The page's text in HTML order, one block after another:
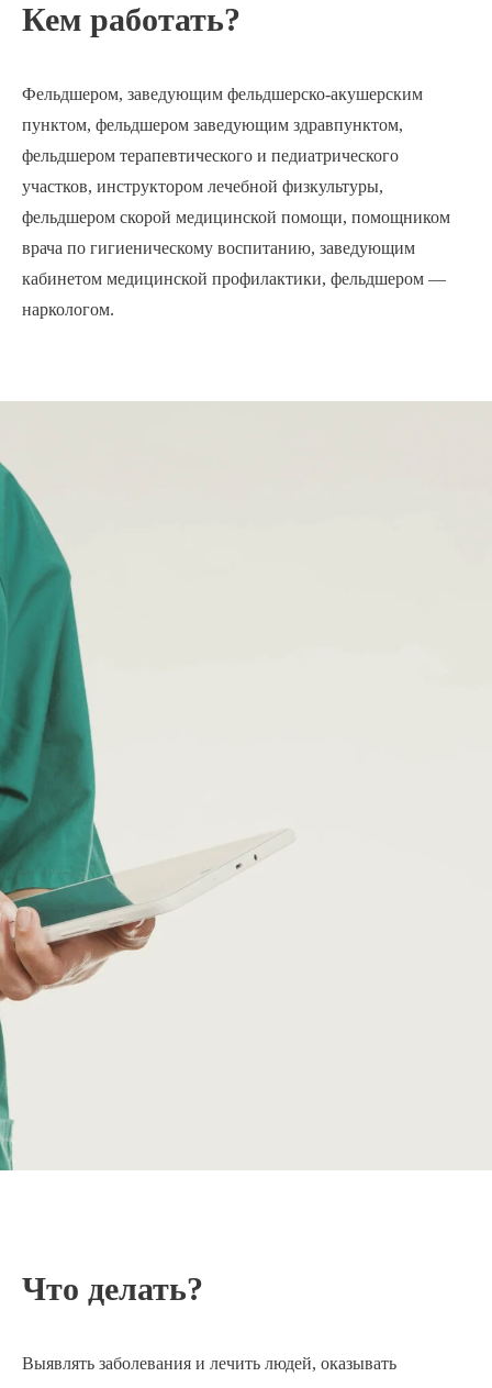
Кем работать?
Фельдшером, заведующим фельдшерско-акушерским
пунктом, фельдшером заведующим здравпунктом,
фельдшером терапевтического и педиатрического
участков, инструктором лечебной физкультуры,
фельдшером скорой медицинской помощи, помощником
врача по гигиеническому воспитанию, заведующим
кабинетом медицинской профилактики, фельдшером —
наркологом.
Что делать?
Выявлять заболевания и лечить людей, оказывать